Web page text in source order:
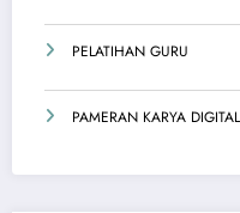
PELATIHAN GURU
PAMERAN KARYA DIGITAL